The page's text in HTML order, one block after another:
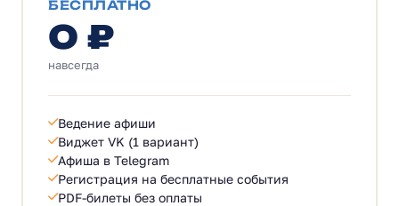
БЕСПЛАТНО
0 ₽
навсегда
Ведение афиши
Виджет VK (1 вариант)
Афиша в Telegram
Регистрация на бесплатные события
PDF-билеты без оплаты